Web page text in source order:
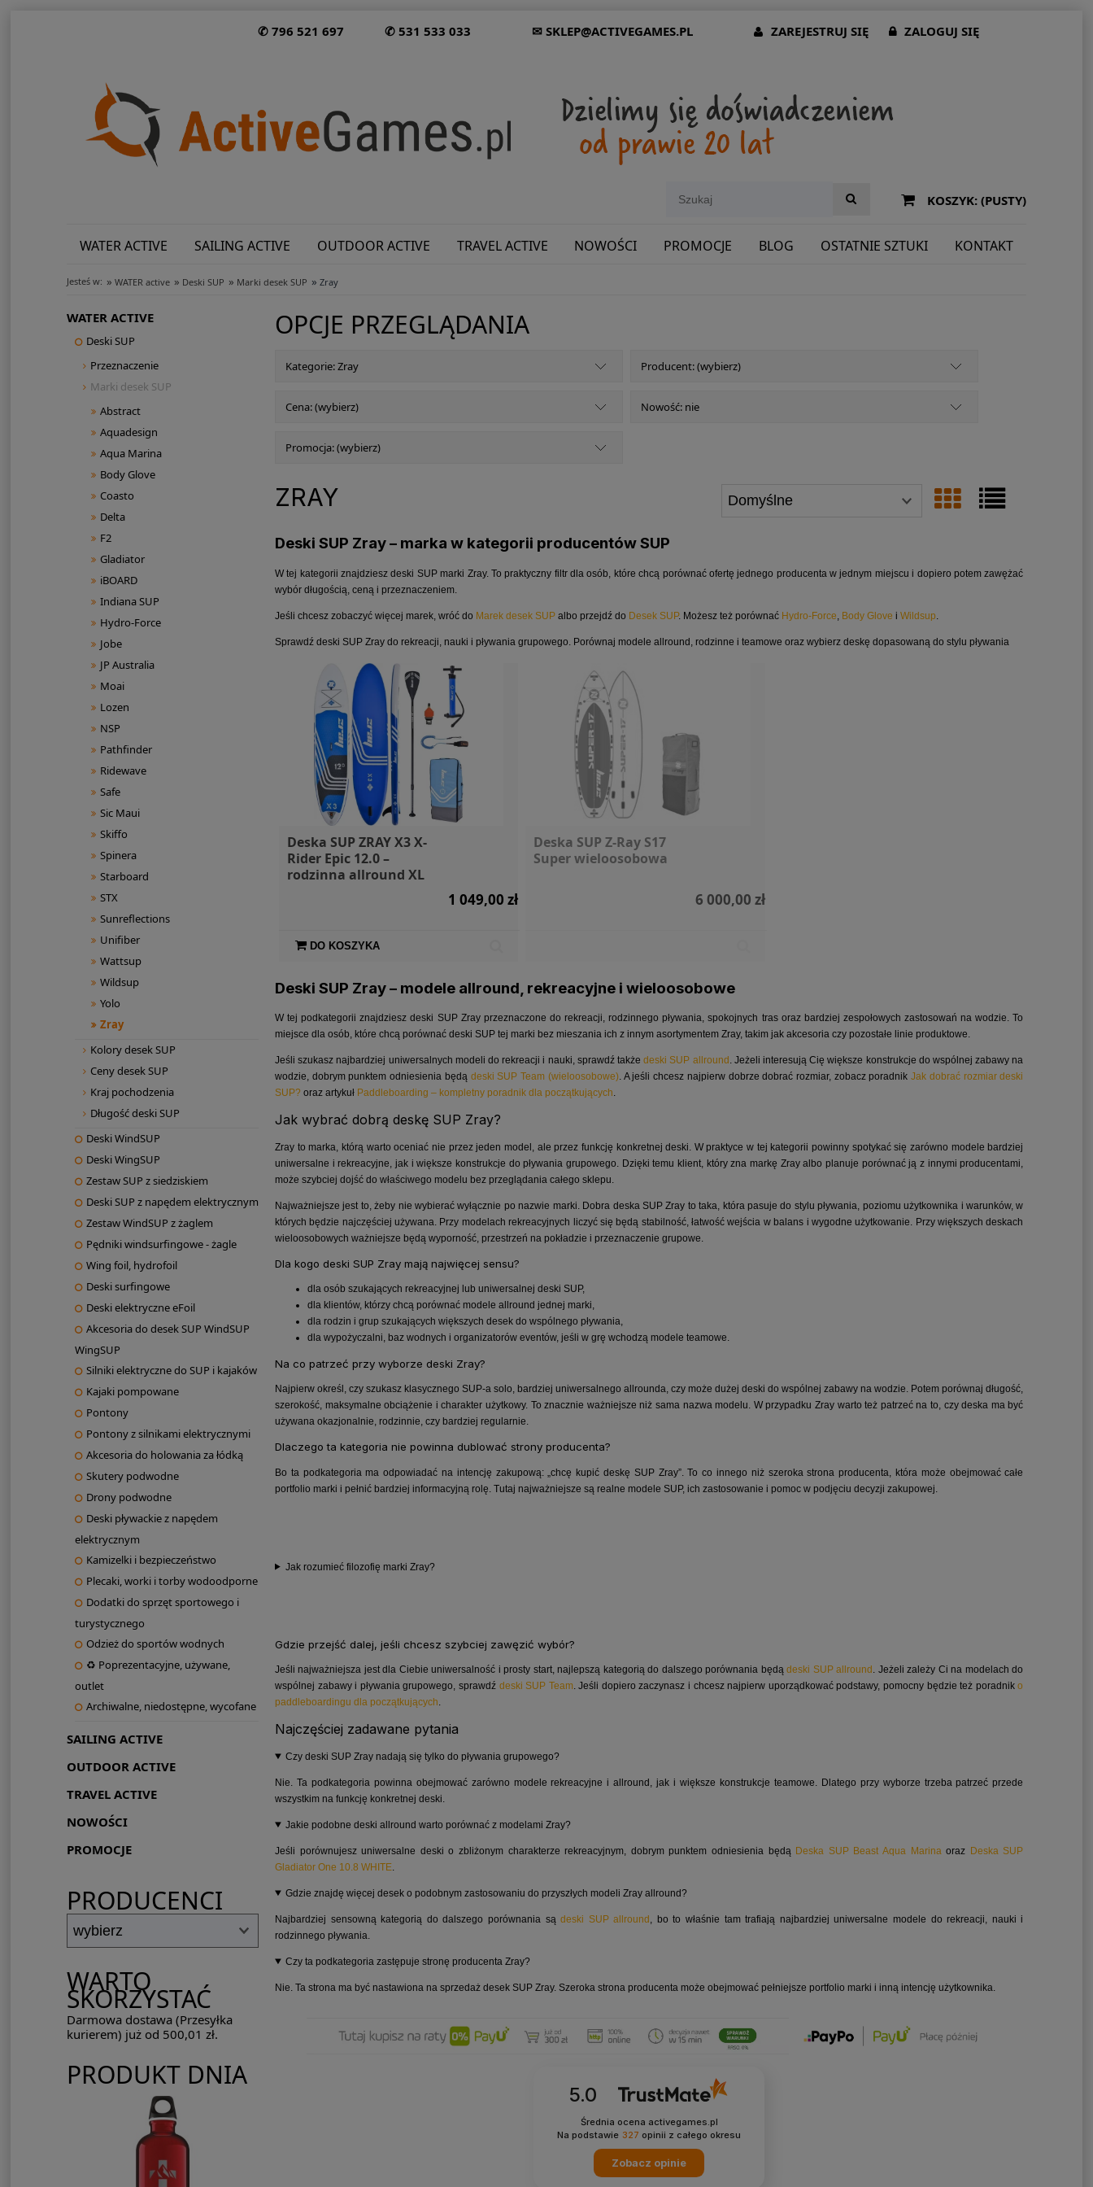
✆ 796 521 697 ✆ 531 533 033 ✉ SKLEP@ACTIVEGAMES.PL ZAREJESTRUJ SIĘ ZALOGUJ SIĘ
KOSZYK: (PUSTY)
WATER ACTIVE SAILING ACTIVE OUTDOOR ACTIVE TRAVEL ACTIVE NOWOŚCI PROMOCJE BLOG OSTATNIE SZTUKI KONTAKT
Jesteś w: » WATER active » Deski SUP » Marki desek SUP » Zray
WATER ACTIVE
Deski SUP
Przeznaczenie
Marki desek SUP
Abstract
Aquadesign
Aqua Marina
Body Glove
Coasto
Delta
F2
Gladiator
iBOARD
Indiana SUP
Hydro-Force
Jobe
JP Australia
Moai
Lozen
NSP
Pathfinder
Ridewave
Safe
Sic Maui
Skiffo
Spinera
Starboard
STX
Sunreflections
Unifiber
Wattsup
Wildsup
Yolo
Zray
Kolory desek SUP
Ceny desek SUP
Kraj pochodzenia
Długość deski SUP
Deski WindSUP
Deski WingSUP
Zestaw SUP z siedziskiem
Deski SUP z napędem elektrycznym
Zestaw WindSUP z żaglem
Pędniki windsurfingowe - żagle
Wing foil, hydrofoil
Deski surfingowe
Deski elektryczne eFoil
Akcesoria do desek SUP WindSUP
WingSUP
Silniki elektryczne do SUP i kajaków
Kajaki pompowane
Pontony
Pontony z silnikami elektrycznymi
Akcesoria do holowania za łódką
Skutery podwodne
Drony podwodne
Deski pływackie z napędem
elektrycznym
Kamizelki i bezpieczeństwo
Plecaki, worki i torby wodoodporne
Dodatki do sprzęt sportowego i
turystycznego
Odzież do sportów wodnych
♻ Poprezentacyjne, używane,
outlet
Archiwalne, niedostępne, wycofane
SAILING ACTIVE
OUTDOOR ACTIVE
TRAVEL ACTIVE
NOWOŚCI
PROMOCJE
PRODUCENCI
WARTO
SKORZYSTAĆ
Darmowa dostawa (Przesyłka
kurierem) już od 500,01 zł.
PRODUKT DNIA
OPCJE PRZEGLĄDANIA
Kategorie: Zray Producent: (wybierz)
Cena: (wybierz) Nowość: nie
Promocja: (wybierz)
ZRAY
Deski SUP Zray – marka w kategorii producentów SUP
W tej kategorii znajdziesz deski SUP marki Zray. To praktyczny filtr dla osób, które chcą porównać ofertę jednego producenta w jednym miejscu i dopiero potem zawężać
wybór długością, ceną i przeznaczeniem.
Jeśli chcesz zobaczyć więcej marek, wróć do Marek desek SUPalbo przejdź do Desek SUP. Możesz też porównać Hydro-Force, Body Glove i Wildsup.
Sprawdź deski SUP Zray do rekreacji, nauki i pływania grupowego. Porównaj modele allround, rodzinne i teamowe oraz wybierz deskę dopasowaną do stylu pływania
Deska SUP ZRAY X3 X-
Rider Epic 12.0 –
rodzinna allround XL
1 049,00 zł
DO KOSZYKA
Deska SUP Z-Ray S17
Super wieloosobowa
6 000,00 zł
Deski SUP Zray – modele allround, rekreacyjne i wieloosobowe
W tej podkategorii znajdziesz deski SUP Zray przeznaczone do rekreacji, rodzinnego pływania, spokojnych tras oraz bardziej zespołowych zastosowań na wodzie. To
miejsce dla osób, które chcą porównać deski SUP tej marki bez mieszania ich z innym asortymentem Zray, takim jak akcesoria czy pozostałe linie produktowe.
Jeśli szukasz najbardziej uniwersalnych modeli do rekreacji i nauki, sprawdź takżedeski SUP allround . Jeżeli interesują Cię większe konstrukcje do wspólnej zabawy na
wodzie, dobrym punktem odniesienia będą deski SUP Team (wieloosobowe). A jeśli chcesz najpierw dobrze dobrać rozmiar, zobacz poradnikJak dobrać rozmiar deski
SUP?oraz artykuł Paddleboarding – kompletny poradnik dla początkujących.
Jak wybrać dobrą deskę SUP Zray?
Zray to marka, którą warto oceniać nie przez jeden model, ale przez funkcję konkretnej deski. W praktyce w tej kategorii powinny spotykać się zarówno modele bardziej
uniwersalne i rekreacyjne, jak i większe konstrukcje do pływania grupowego. Dzięki temu klient, który zna markę Zray albo planuje porównać ją z innymi producentami,
może szybciej dojść do właściwego modelu bez przeglądania całego sklepu.
Najważniejsze jest to, żeby nie wybierać wyłącznie po nazwie marki. Dobra deska SUP Zray to taka, która pasuje do stylu pływania, poziomu użytkownika i warunków, w
których będzie najczęściej używana. Przy modelach rekreacyjnych liczyć się będą stabilność, łatwość wejścia w balans i wygodne użytkowanie. Przy większych deskach
wieloosobowych ważniejsze będą wyporność, przestrzeń na pokładzie i przeznaczenie grupowe.
Dla kogo deski SUP Zray mają najwięcej sensu?
dla osób szukających rekreacyjnej lub uniwersalnej deski SUP,
dla klientów, którzy chcą porównać modele allround jednej marki,
dla rodzin i grup szukających większych desek do wspólnego pływania,
dla wypożyczalni, baz wodnych i organizatorów eventów, jeśli w grę wchodzą modele teamowe.
Na co patrzeć przy wyborze deski Zray?
Najpierw określ, czy szukasz klasycznego SUP-a solo, bardziej uniwersalnego allrounda, czy może dużej deski do wspólnej zabawy na wodzie. Potem porównaj długość,
szerokość, maksymalne obciążenie i charakter użytkowy. To znacznie ważniejsze niż sama nazwa modelu. W przypadku Zray warto też patrzeć na to, czy deska ma być
używana okazjonalnie, rodzinnie, czy bardziej regularnie.
Dlaczego ta kategoria nie powinna dublować strony producenta?
Bo ta podkategoria ma odpowiadać na intencję zakupową: „chcę kupić deskę SUP Zray”. To co innego niż szeroka strona producenta, która może obejmować całe
portfolio marki i pełnić bardziej informacyjną rolę. Tutaj najważniejsze są realne modele SUP, ich zastosowanie i pomoc w podjęciu decyzji zakupowej.
Jak rozumieć filozofię marki Zray?
Gdzie przejść dalej, jeśli chcesz szybciej zawęzić wybór?
Jeśli najważniejsza jest dla Ciebie uniwersalność i prosty start, najlepszą kategorią do dalszego porównania będądeski SUP allround . Jeżeli zależy Ci na modelach do
wspólnej zabawy i pływania grupowego, sprawdź deski SUP Team. Jeśli dopiero zaczynasz i chcesz najpierw uporządkować podstawy, pomocny będzie też poradniko
paddleboardingu dla początkujących.
Najczęściej zadawane pytania
Czy deski SUP Zray nadają się tylko do pływania grupowego?
Nie. Ta podkategoria powinna obejmować zarówno modele rekreacyjne i allround, jak i większe konstrukcje teamowe. Dlatego przy wyborze trzeba patrzeć przede
wszystkim na funkcję konkretnej deski.
Jakie podobne deski allround warto porównać z modelami Zray?
Jeśli porównujesz uniwersalne deski o zbliżonym charakterze rekreacyjnym, dobrym punktem odniesienia będą Deska SUP Beast Aqua Marina oraz Deska SUP
Gladiator One 10.8 WHITE.
Gdzie znajdę więcej desek o podobnym zastosowaniu do przyszłych modeli Zray allround?
Najbardziej sensowną kategorią do dalszego porównania sądeski SUP allround , bo to właśnie tam trafiają najbardziej uniwersalne modele do rekreacji, nauki i
rodzinnego pływania.
Czy ta podkategoria zastępuje stronę producenta Zray?
Nie. Ta strona ma być nastawiona na sprzedaż desek SUP Zray. Szeroka strona producenta może obejmować pełniejsze portfolio marki i inną intencję użytkownika.
5.0
Średnia ocena activegames.pl
Na podstawie 327 opinii z całego okresu
Zobacz opinie